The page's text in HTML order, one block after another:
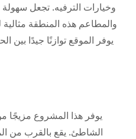
وخيارات الترفيه. تجعل
والمطاعم هذه المنطقة مثالية
يوفر الموقع توازنًا جيدًا بين
يوفر هذا المشروع مزيجًا
الشاطئ. يقع بالقرب من